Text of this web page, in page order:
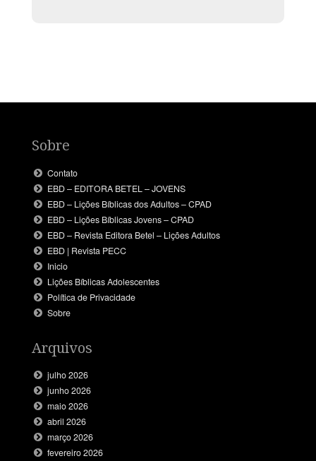
Sobre
Contato
EBD – EDITORA BETEL – JOVENS
EBD – Lições Bíblicas dos Adultos – CPAD
EBD – Lições Bíblicas Jovens – CPAD
EBD – Revista Editora Betel – Lições Adultos
EBD | Revista PECC
Inicio
Lições Bíblicas Adolescentes
Política de Privacidade
Sobre
Arquivos
julho 2026
junho 2026
maio 2026
abril 2026
março 2026
fevereiro 2026